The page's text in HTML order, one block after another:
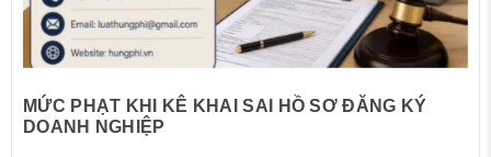
MỨC PHẠT KHI KÊ KHAI SAI HỒ SƠ ĐĂNG KÝ
DOANH NGHIỆP